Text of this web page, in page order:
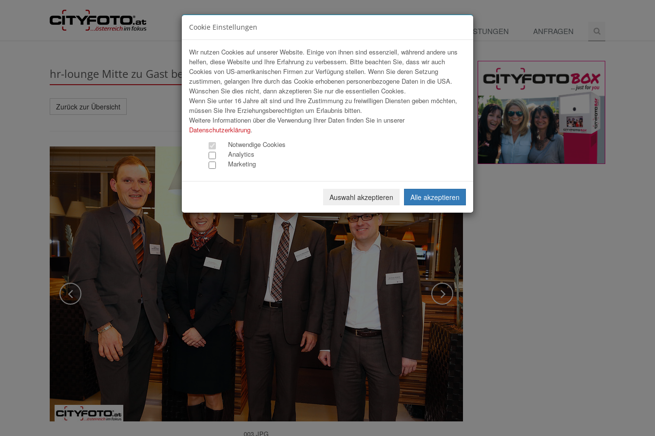
LEISTUNGEN ANFRAGEN
hr-lounge Mitte zu Gast bei OÖ Wohnbau GmbH
Zurück zur Übersicht Download Weiterleiten
003.JPG
Cookie Einstellungen
Wir nutzen Cookies auf unserer Website. Einige von ihnen sind essenziell, während andere uns
helfen, diese Website und Ihre Erfahrung zu verbessern. Bitte beachten Sie, dass wir auch
Cookies von US-amerikanischen Firmen zur Verfügung stellen. Wenn Sie deren Setzung
zustimmen, gelangen Ihre durch das Cookie erhobenen personenbezogene Daten in die USA.
Wünschen Sie dies nicht, dann akzeptieren Sie nur die essentiellen Cookies.
Wenn Sie unter 16 Jahre alt sind und Ihre Zustimmung zu freiwilligen Diensten geben möchten,
müssen Sie Ihre Erziehungsberechtigten um Erlaubnis bitten.
Weitere Informationen über die Verwendung Ihrer Daten finden Sie in unserer
Datenschutzerklärung.
Notwendige Cookies
Analytics
Marketing
Auswahl akzeptieren Alle akzeptieren